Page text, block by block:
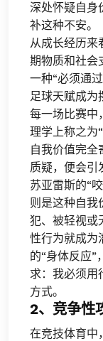
深处怀疑自身
补这种不安。
从成长经历来
期物质和社会
一种“必须通
足球天赋成为
每一场比赛中
理学上称之为
自我价值完全
质疑，便会引
苏亚雷斯的“
则是这种自我
犯、被轻视或
性行为就成为
的“身体反应”
求：我必须
方式。
2、竞争性
在竞技体育中